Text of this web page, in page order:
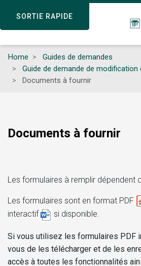
SORTIE RAPIDE
content
SORTIE RAPIDE
Home
Guides de demandes
Guide de demande de modification
Documents à fournir
Documents à fournir
Les formulaires à remplir dépendent
Les formulaires sont en format PDF
interactif
si disponible.
Si vous utilisez les formulaires PDF
vous de les télécharger et de les
accès à toutes les fonctionnalités